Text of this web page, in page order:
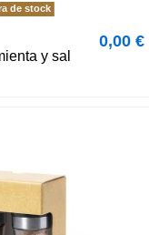
de stock
y sal
0,00 €